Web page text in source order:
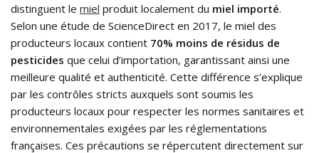
distinguent le miel produit localement du miel importé.
Selon une étude de ScienceDirect en 2017, le miel des
producteurs locaux contient 70% moins de résidus de
pesticides que celui d’importation, garantissant ainsi une
meilleure qualité et authenticité. Cette différence s’explique
par les contrôles stricts auxquels sont soumis les
producteurs locaux pour respecter les normes sanitaires et
environnementales exigées par les réglementations
françaises. Ces précautions se répercutent directement sur